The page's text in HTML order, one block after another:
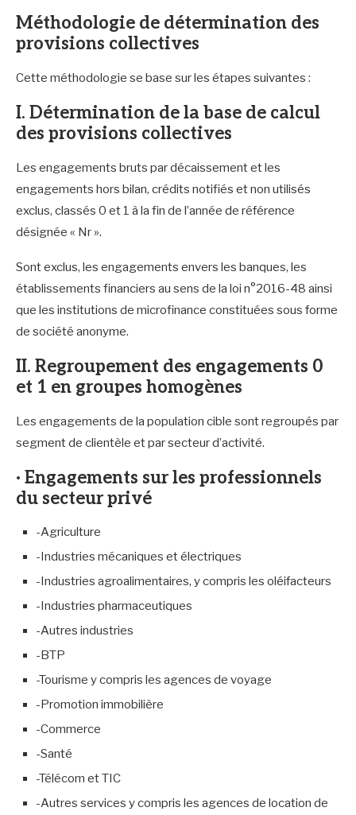
Méthodologie de détermination des
provisions collectives
Cette méthodologie se base sur les étapes suivantes :
I. Détermination de la base de calcul
des provisions collectives
Les engagements bruts par décaissement et les
engagements hors bilan, crédits notifiés et non utilisés
exclus, classés 0 et 1 à la fin de l’année de référence
désignée « Nr ».
Sont exclus, les engagements envers les banques, les
établissements financiers au sens de la loi n°2016-48 ainsi
que les institutions de microfinance constituées sous forme
de société anonyme.
II. Regroupement des engagements 0
et 1 en groupes homogènes
Les engagements de la population cible sont regroupés par
segment de clientèle et par secteur d’activité.
· Engagements sur les professionnels
du secteur privé
-Agriculture
-Industries mécaniques et électriques
-Industries agroalimentaires, y compris les oléifacteurs
-Industries pharmaceutiques
-Autres industries
-BTP
-Tourisme y compris les agences de voyage
-Promotion immobilière
-Commerce
-Santé
-Télécom et TIC
-Autres services y compris les agences de location de